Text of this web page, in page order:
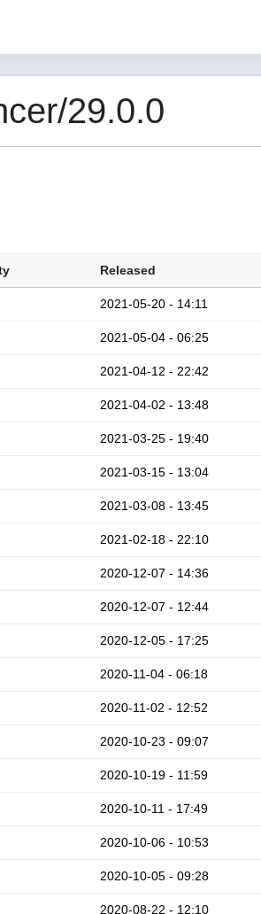
29.0.0
Released
2021-05-20 - 14:11
2021-05-04 - 06:25
2021-04-12 - 22:42
2021-04-02 - 13:48
2021-03-25 - 19:40
2021-03-15 - 13:04
2021-03-08 - 13:45
2021-02-18 - 22:10
2020-12-07 - 14:36
2020-12-07 - 12:44
2020-12-05 - 17:25
2020-11-04 - 06:18
2020-11-02 - 12:52
2020-10-23 - 09:07
2020-10-19 - 11:59
2020-10-11 - 17:49
2020-10-06 - 10:53
2020-10-05 - 09:28
2020-08-22 - 12:10